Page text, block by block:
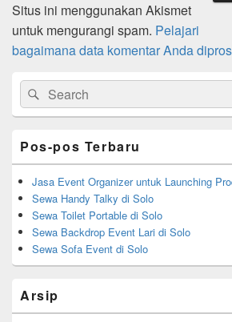
Situs ini menggunakan Akismet
untuk mengurangi spam. Pelajari
bagaimana data komentar Anda
Primary
Sidebar
Widget
Area
Search
for:
Search
Pos-pos Terbaru
Jasa Event Organizer untuk Launching
Sewa Handy Talky di Solo
Sewa Toilet Portable di Solo
Sewa Backdrop Event Lari di Solo
Sewa Sofa Event di Solo
Arsip